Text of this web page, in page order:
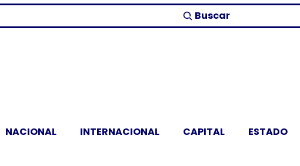
Buscar
NACIONAL INTERNACIONAL CAPITAL ESTADO